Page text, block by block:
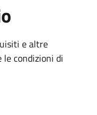
e altre
condizioni di